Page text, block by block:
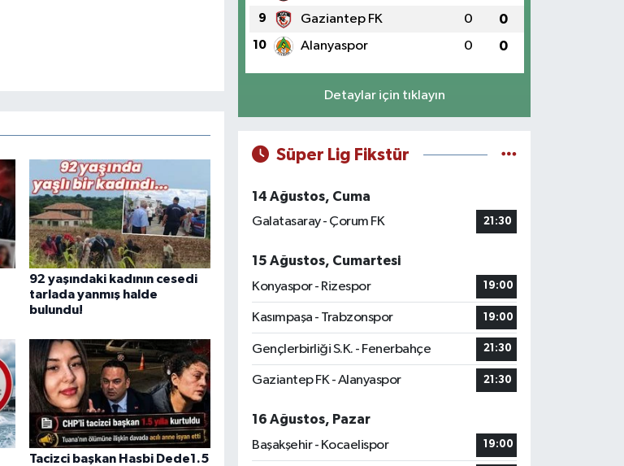
92 yaşındaki kadının cesedi
tarlada yanmış halde
bulundu!
Tacizci başkan Hasbi Dede1.5
9 Gaziantep FK 0 0
10 Alanyaspor 0 0
Detaylar için tıklayın
Süper Lig Fikstür
14 Ağustos, Cuma
Galatasaray - Çorum FK
21:30
15 Ağustos, Cumartesi
Konyaspor - Rizespor
19:00
Kasımpaşa - Trabzonspor 19:00
Gençlerbirliği S.K. - Fenerbahçe 21:30
Gaziantep FK - Alanyaspor 21:30
16 Ağustos, Pazar
Başakşehir - Kocaelispor
19:00